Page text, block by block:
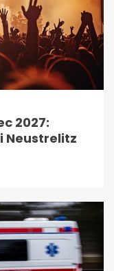
2027:
Neustrelitz